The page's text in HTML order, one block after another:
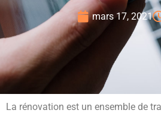
mars 17, 2021
La rénovation est un ensemble de